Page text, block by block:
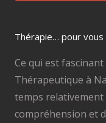
Thérapie… pour vous
Ce qui est
Thérapeutique à
temps relativement
compréhension et